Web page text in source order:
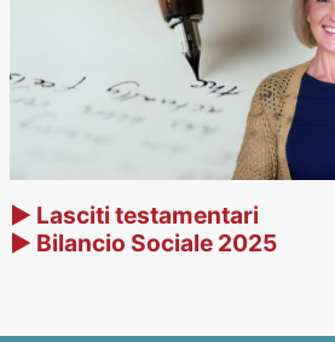
▶ Lasciti testamentari
▶ Bilancio Sociale 2025